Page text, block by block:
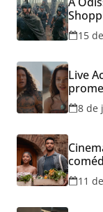
15
Live
8 de
hoje e
11